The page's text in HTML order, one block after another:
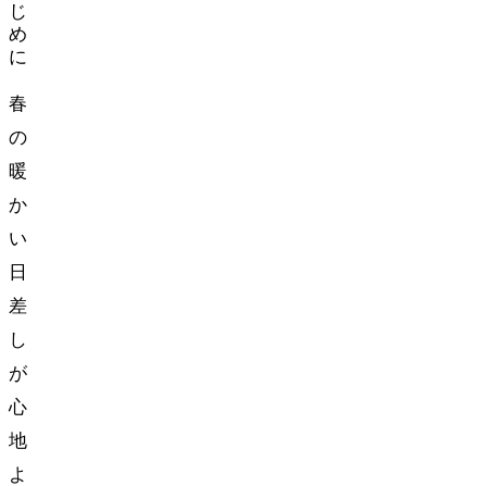
じ
め
に
春
の
暖
か
い
日
差
し
が
心
地
よ